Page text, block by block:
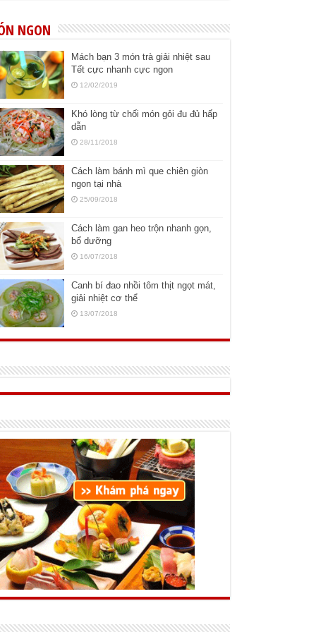
NGON
Mách bạn 3 món trà giải nhiệt sau
Tết cực nhanh cực ngon
12/02/2019
Khó lòng từ chối món gỏi đu đủ hấp
dẫn
28/11/2018
Cách làm bánh mì que chiên giòn
ngon tại nhà
25/09/2018
Cách làm gan heo trộn nhanh gọn,
bổ dưỡng
16/07/2018
Canh bí đao nhồi tôm thịt ngọt mát,
giải nhiệt cơ thể
13/07/2018